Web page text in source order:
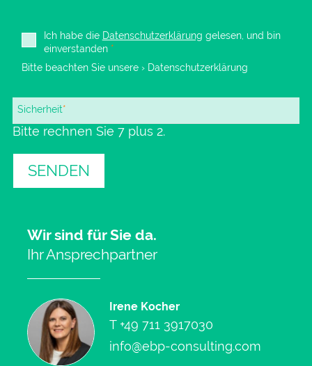
Ich habe die Datenschutzerklärung gelesen, und bin
einverstanden *
Bitte beachten Sie unsere› Datenschutzerklärung
Pflichtfeld
Sicherheit*
Bitte rechnen Sie 7 plus 2.
SENDEN
Wir sind für Sie da.
Ihr Ansprechpartner
Irene Kocher
T +49 711 3917030
info@ebp-consulting.com